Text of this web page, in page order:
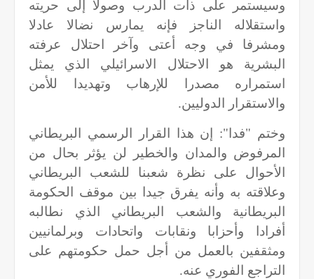
وسيستمر على ذات الدرب وصولا إلى حريته
واستقلاله الناجز فإنه يمارس نضالا عادلا
ومشرفا في وجه أعتى وآخر احتلال عرفته
البشرية هو الاحتلال الاسرائيلي الذي يمثل
استمراره مصدرا للإرهاب وتهديدا للأمن
والاستقرار الدوليين.
وختم "فدا": إن هذا القرار الرسمي البريطاني
المرفوض والمدان والخطير لن يؤثر بحال من
الأحوال على نظرة شعبنا للشعب البريطاني
وعلاقته به وأنه يفرق جيدا بين موقف الحكومة
البريطانية والشعب البريطاني الذي نطالبه
أفرادا وأحزابا ونقابات واتحادات وبرلمانيين
ومثقفين بالعمل من أجل حمل حكومتهم على
التراجع الفوري عنه.